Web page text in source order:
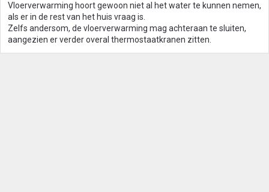
Vloerverwarming hoort gewoon niet al het water te kunnen nemen,
als er in de rest van het huis vraag is.
Zelfs andersom, de vloerverwarming mag achteraan te sluiten,
aangezien er verder overal thermostaatkranen zitten.